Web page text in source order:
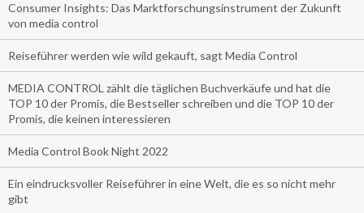
Consumer Insights: Das Marktforschungsinstrument der Zukunft
von media control
Reiseführer werden wie wild gekauft, sagt Media Control
MEDIA CONTROL zählt die täglichen Buchverkäufe und hat die
TOP 10 der Promis, die Bestseller schreiben und die TOP 10 der
Promis, die keinen interessieren
Media Control Book Night 2022
Ein eindrucksvoller Reiseführer in eine Welt, die es so nicht mehr
gibt